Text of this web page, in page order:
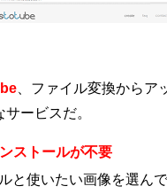
、ファイル変換から
ービスだ。
ストールが不要
と使いたい画像を選んで